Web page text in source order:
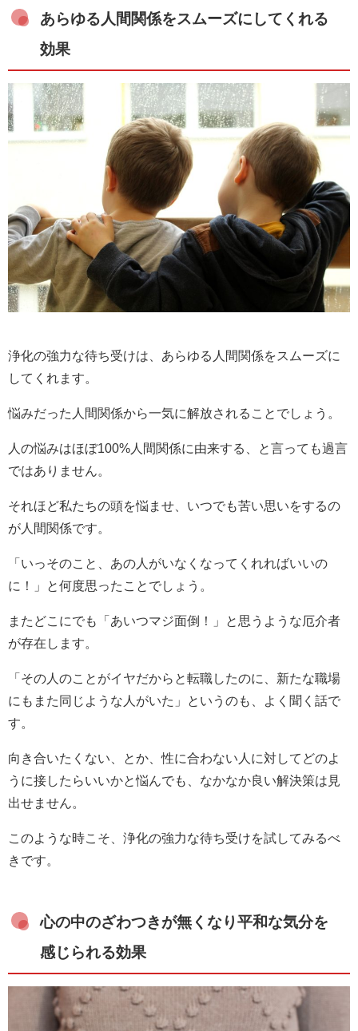
あらゆる人間関係をスムーズにしてくれる
効果
浄化の強力な待ち受けは、あらゆる人間関係をスムーズに
してくれます。
悩みだった人間関係から一気に解放されることでしょう。
人の悩みはほぼ100%人間関係に由来する、と言っても過言
ではありません。
それほど私たちの頭を悩ませ、いつでも苦い思いをするの
が人間関係です。
「いっそのこと、あの人がいなくなってくれればいいの
に！」と何度思ったことでしょう。
またどこにでも「あいつマジ面倒！」と思うような厄介者
が存在します。
「その人のことがイヤだからと転職したのに、新たな職場
にもまた同じような人がいた」というのも、よく聞く話で
す。
向き合いたくない、とか、性に合わない人に対してどのよ
うに接したらいいかと悩んでも、なかなか良い解決策は見
出せません。
このような時こそ、浄化の強力な待ち受けを試してみるべ
きです。
心の中のざわつきが無くなり平和な気分を
感じられる効果